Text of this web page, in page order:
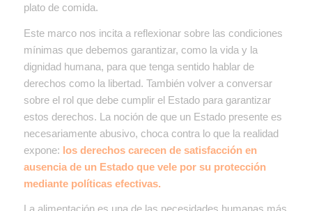
plato de comida.
Este marco nos incita a reflexionar sobre las condiciones
mínimas que debemos garantizar, como la vida y la
dignidad humana, para que tenga sentido hablar de
derechos como la libertad. También volver a conversar
sobre el rol que debe cumplir el Estado para garantizar
estos derechos. La noción de que un Estado presente es
necesariamente abusivo, choca contra lo que la realidad
expone: los derechos carecen de satisfacción en
ausencia de un Estado que vele por su protección
mediante políticas efectivas.